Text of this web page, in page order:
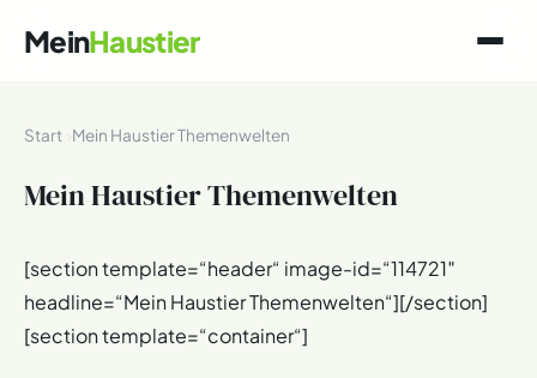
MeinHaustier
Start Mein Haustier Themenwelten
Mein Haustier Themenwelten
[section template=“header“ image-id=“114721″
headline=“Mein Haustier Themenwelten“][/section]
[section template=“container“]